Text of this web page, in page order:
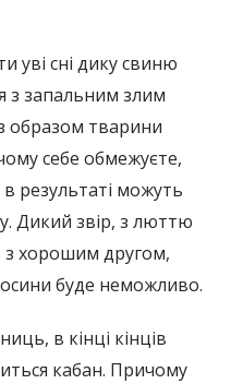
уві сні дику свиню
з запальним злим
образом тварини
себе обмежуєте,
результаті можуть
Дикий звір, з люттю
з хорошим другом,
буде неможливо.
в кінці кінців
кабан. Причому